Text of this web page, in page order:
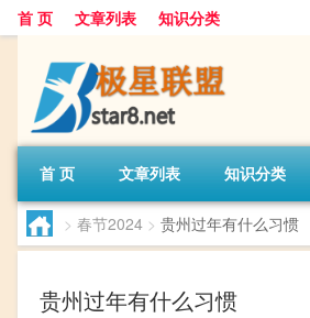
首 页 文章列表 知识分类
首 页 文章列表 知识分类
> 春节2024 > 贵州过年有什么习惯
贵州过年有什么习惯